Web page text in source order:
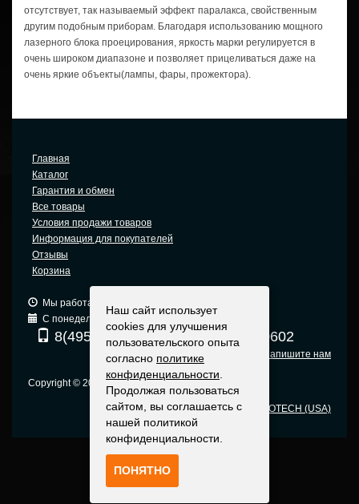
отсутствует, так называемый эффект паралакса, свойственным
другим подобным приборам. Благодаря использованию мощного
лазерного блока проецирования, яркость марки регулируется в
очень широком диапазоне и позволяет прицеливаться даже на
очень яркие объекты(лампы, фары, прожектора).
Главная
Каталог
Гарантия и обмен
Все товары
Условия продажи товаров
Информация для покупателей
Отзывы
Корзина
Мы работаем: 9:00 — 19:00 (МСК)
С понедельника по пятницу
8(495) 740-6680 8(903) 540-0602
Напишите нам
Copyright © 2005-2015 Москва
Оригинальные прицелы EOTECH (USA)
Политика конфиденциальности
Наш сайт использует
cookies для улучшения
пользовательского опыта
согласно политике
конфиденциальности
Продолжая пользоваться
сайтом, вы соглашаетсь с
нашей политикой
конфиденциальности.
ПОНЯТНО